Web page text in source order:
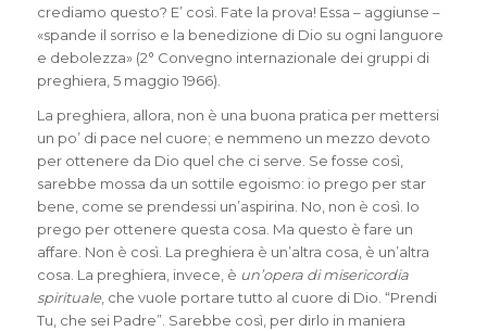
crediamo questo? E’ così. Fate la prova! Essa – aggiunse –
«spande il sorriso e la benedizione di Dio su ogni languore
e debolezza» (2° Convegno internazionale dei gruppi di
preghiera, 5 maggio 1966).
La preghiera, allora, non è una buona pratica per mettersi
un po’ di pace nel cuore; e nemmeno un mezzo devoto
per ottenere da Dio quel che ci serve. Se fosse così,
sarebbe mossa da un sottile egoismo: io prego per star
bene, come se prendessi un’aspirina. No, non è così. Io
prego per ottenere questa cosa. Ma questo è fare un
affare. Non è così. La preghiera è un’altra cosa, è un’altra
cosa. La preghiera, invece, è un’opera di misericordia
spirituale, che vuole portare tutto al cuore di Dio. “Prendi
Tu, che sei Padre”. Sarebbe così, per dirlo in maniera